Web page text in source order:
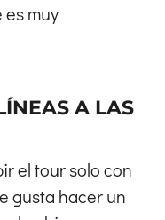
es muy
A LAS
el tour solo con
gusta hacer un